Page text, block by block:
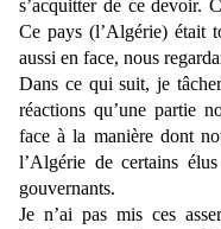
s’acquitter de ce devoir.
Ce pays (l’Algérie) était
aussi en face, nous
Dans ce qui suit, je
réactions qu’une partie
face à la manière dont
l’Algérie de certains
gouvernants.
Je n’ai pas mis ces